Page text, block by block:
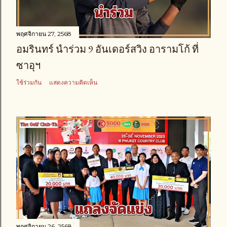
พฤศจิกายน 27, 2568
อมรินทร์ นำร่วม 9 อันเดอร์สวิง อารามโก้ ที่
ซาอุฯ
ใช้ร่วมกัน แสดงความคิดเห็น